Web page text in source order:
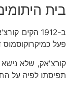
בית
ב-1912
פעל כמיקרוקוסמוס
קורצ'אק, שלא נישא
תפיסתו לפיה על